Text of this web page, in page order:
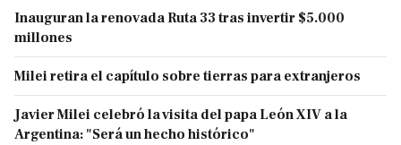
Inauguran la renovada Ruta 33 tras invertir $5.000
millones
Milei retira el capítulo sobre tierras para extranjeros
Javier Milei celebró la visita del papa León XIV a la
Argentina: "Será un hecho histórico"